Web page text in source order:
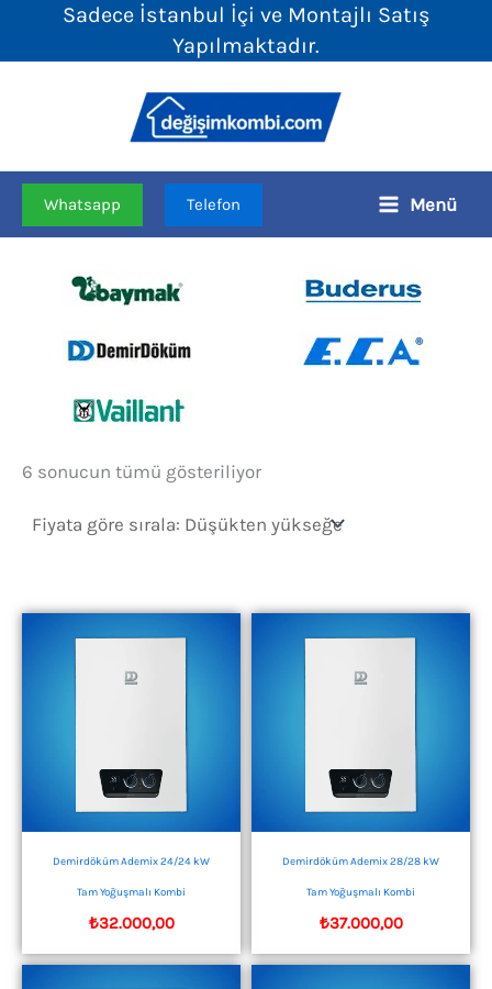
Sadece İstanbul İçi ve Montajlı Satış
Yapılmaktadır.
Whatsapp Telefon Menü
6 sonucun tümü gösteriliyorFiyata
düşükten
Demirdöküm Ademix 24/24 kW
Tam Yoğuşmalı Kombi
₺32.000,00
Demirdöküm Ademix 28/28 kW
Tam Yoğuşmalı Kombi
₺37.000,00